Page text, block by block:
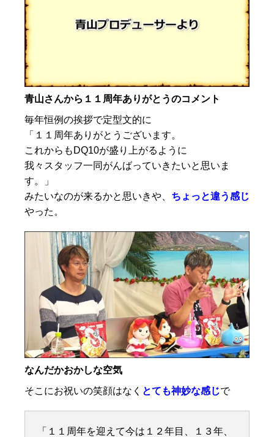
青山さんから１１周年ありがとうのコメント
毎年恒例の挨拶で定型文的に
「１１周年ありがとうございます。
これからもDQ10が盛り上がるように
我々スタッフ一同がんばっていきたいと思いま
す。」
みたいなのが来るかと思いきや、 ちょっと違う感じ
やった。
なんだかおかしな空気
そこにお祝いの笑顔はなく とても神妙な感じで
「１１周年を迎えて今は１２年目、１３年、